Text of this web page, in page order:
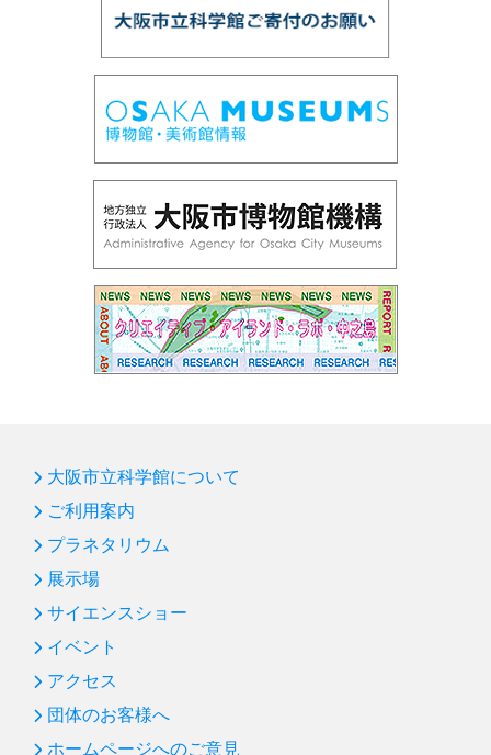
大阪市立科学館について
ご利用案内
プラネタリウム
展示場
サイエンスショー
イベント
アクセス
団体のお客様へ
ホームページへのご意見